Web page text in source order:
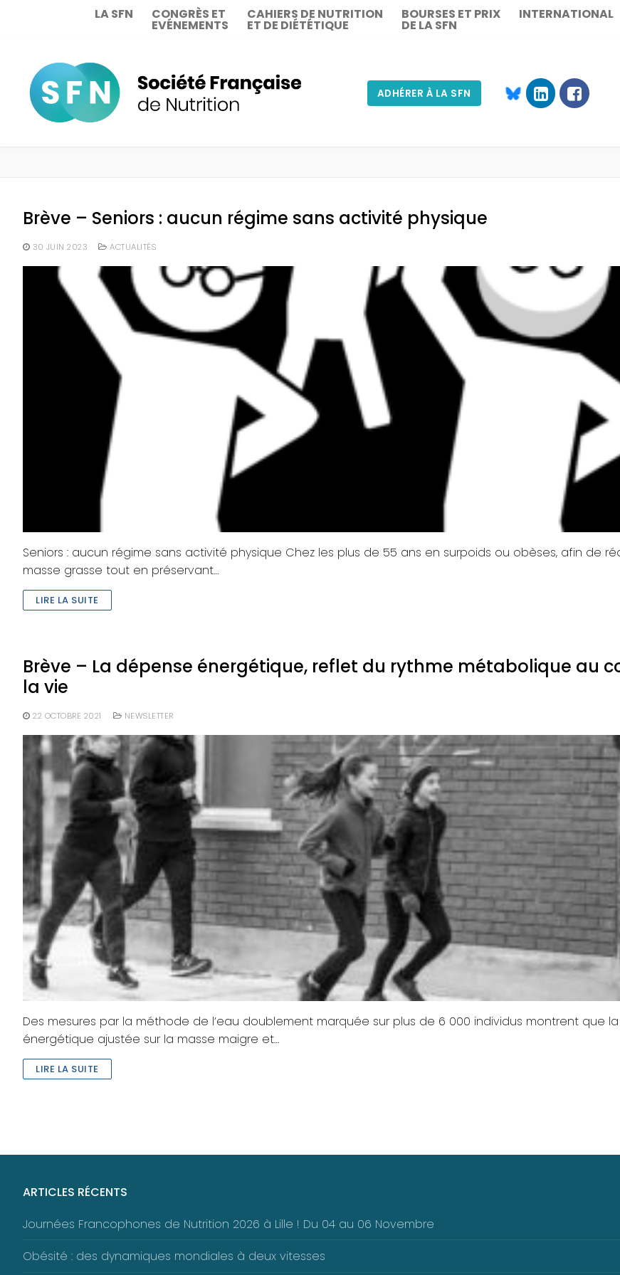
LA SFN CONGRÈS ET
EVÉNEMENTS
CAHIERS DE NUTRITION
ET DE DIÉTÉTIQUE
BOURSES ET PRIX
DE LA SFN
INTERNATIONAL
ADHÉRER À LA SFN
Brève – Seniors : aucun régime sans activité physique
30 JUIN 2023 ACTUALITÉS
Seniors : aucun régime sans activité physique Chez les plus de 55 ans en surpoids ou obèses, afin de
masse grasse tout en préservant…
LIRE LA SUITE
Brève – La dépense énergétique, reflet du rythme métabolique au
la vie
22 OCTOBRE 2021 NEWSLETTER
Des mesures par la méthode de l’eau doublement marquée sur plus de 6 000 individus montrent que
énergétique ajustée sur la masse maigre et…
LIRE LA SUITE
ARTICLES RÉCENTS
Journées Francophones de Nutrition 2026 à Lille ! Du 04 au 06 Novembre
Obésité : des dynamiques mondiales à deux vitesses